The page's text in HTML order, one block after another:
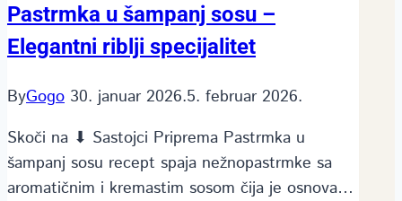
Pastrmka u šampanj sosu –
Elegantni riblji specijalitet
ByGogo 30. januar 2026.5. februar 2026.
Skoči na ⬇ Sastojci Priprema Pastrmka u
šampanj sosu recept spaja nežnopastrmke sa
aromatičnim i kremastim sosom čija je osnova…